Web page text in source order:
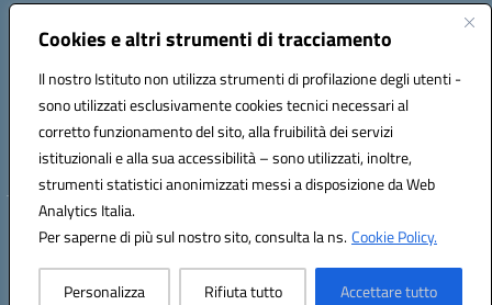
Cookies e altri strumenti di tracciamento
Il nostro Istituto non utilizza strumenti di profilazione degli utenti -
sono utilizzati esclusivamente cookies tecnici necessari al
corretto funzionamento del sito, alla fruibilità dei servizi
istituzionali e alla sua accessibilità – sono utilizzati, inoltre,
strumenti statistici anonimizzati messi a disposizione da Web
Analytics Italia.
Per saperne di più sul nostro sito, consulta la ns.Cookie Policy.
Personalizza Rifiuta tutto Accettare tutto
Centralino:
Posta elettronica certificata (PEC):tpis02200a@pec.istruzione.it
Codice fiscale: 93066580817
Codice meccanografico:TPIS02200A
VIA CESARÒ, 36 - 91016 ERICE - CASA SANTA (TP)
Telefono: 0923569559
Hosting & Powered by 3D Solution S.r.l.
Concept & Design by Designers Italia